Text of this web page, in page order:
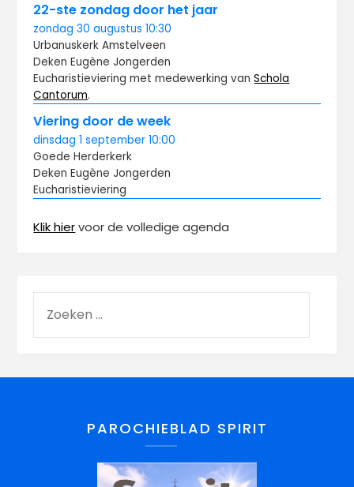
22-ste zondag door het jaar
zondag 30 augustus10:30
Urbanuskerk Amstelveen
Deken Eugène Jongerden
Eucharistieviering met medewerking vanSchola
Cantorum.
Viering door de week
dinsdag 1 september10:00
Goede Herderkerk
Deken Eugène Jongerden
Eucharistieviering
Klik hiervoor de volledige agenda
PAROCHIEBLAD SPIRIT